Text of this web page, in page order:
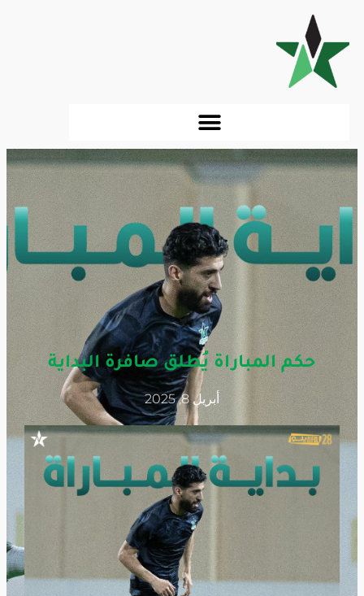
حكم المباراة يُطلق صافرة البداية
أبريل 8, 2025